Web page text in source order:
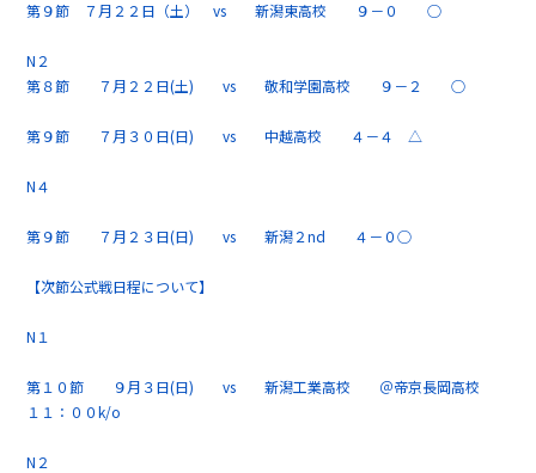
第９節 ７月２２日（土） vs 新潟東高校 ９－０ ○
N２
第８節 ７月２２日(土) vs 敬和学園高校 ９－２ ○
第９節 ７月３０日(日) vs 中越高校 ４－４ △
N４
第９節 ７月２３日(日) vs 新潟２nd ４－０○
【次節公式戦日程について】
N１
第１０節 ９月３日(日) vs 新潟工業高校 ＠帝京長岡高校
１１：００k/o
N２